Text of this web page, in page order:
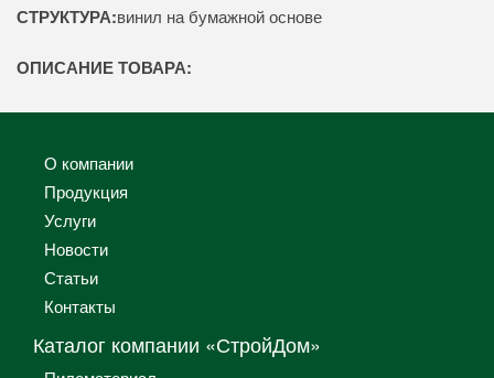
СТРУКТУРА:винил на бумажной основе
ОПИСАНИЕ ТОВАРА:
О компании
Продукция
Услуги
Новости
Статьи
Контакты
Каталог компании «СтройДом»